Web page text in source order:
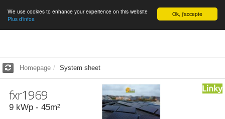
English Ok, j'accepte
We use cookies to enhance your experience on this website
Plus d'infos.
Homepage System sheet
fxr1969
9 kWp - 45m²